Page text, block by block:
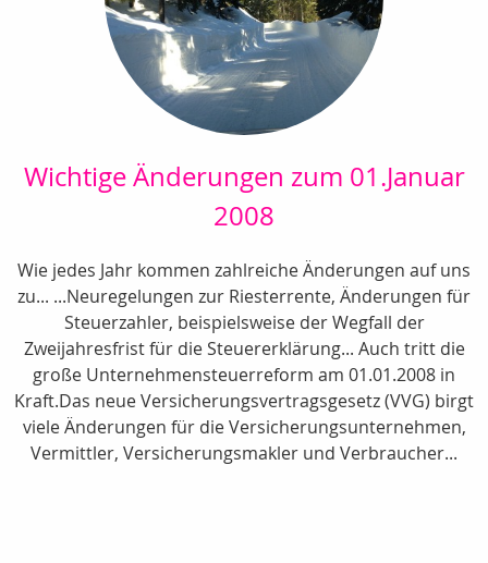
Wichtige Änderungen zum 01.Januar
2008
Wie jedes Jahr kommen zahlreiche Änderungen auf uns
zu... ...Neuregelungen zur Riesterrente, Änderungen für
Steuerzahler, beispielsweise der Wegfall der
Zweijahresfrist für die Steuererklärung... Auch tritt die
große Unternehmensteuerreform am 01.01.2008 in
Kraft.Das neue Versicherungsvertragsgesetz (VVG) birgt
viele Änderungen für die Versicherungsunternehmen,
Vermittler, Versicherungsmakler und Verbraucher...